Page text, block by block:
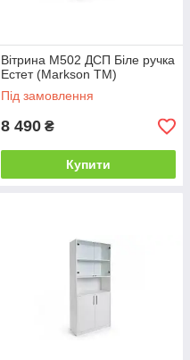
Вітрина М502 ДСП Біле ручка
Естет (Markson TM)
Під замовлення
8 490 ₴
Купити